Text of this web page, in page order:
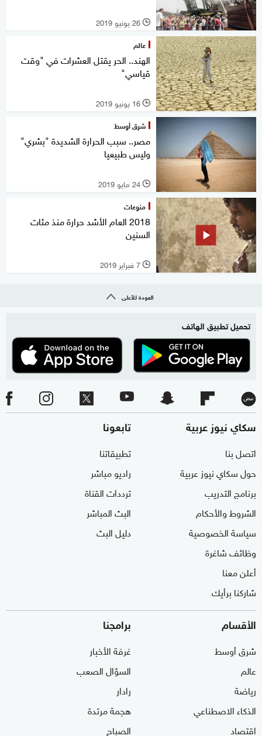
l 26 يونيو 2019
عالم
الهند.. الحر يقتل العشرات في "وقت
قياسي"
l 16 يونيو 2019
شرق أوسط
مصر.. سبب الحرارة الشديدة "بشري"
وليس طبيعيا
l 24 مايو 2019
منوعات
2018 العام الأشد حرارة منذ مئات
السنين
l 7 فبراير 2019
العودة للأعلى
تحميل تطبيق الهاتف
سكاي نيوز عربية
اتصل بنا
حول سكاي نيوز عربية
برنامج التدريب
الشروط والأحكام
سياسة الخصوصية
وظائف شاغرة
أعلن معنا
شاركنا برأيك
تابعونا
تطبيقاتنا
راديو مباشر
ترددات القناة
البث المباشر
دليل البث
الأقسام
شرق أوسط
عالم
رياضة
الذكاء الاصطناعي
اقتصاد
برامجنا
غرفة الأخبار
السؤال الصعب
رادار
هجمة مرتدة
الصباح